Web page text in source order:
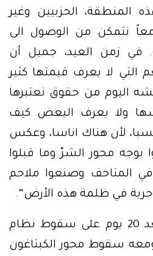
المنطقة، الحزبيين وغير
معاً نتمكن من الوصول الى
في زمن العيد، جميل أن
لا يعرف قيمتها كثير
اليوم من حقوق نعتبرها
ولا يعرف البعض كيف
لأن هناك اناسا، وعكس
بوجه محور الشرّ وما قبلوا
المتاحف وصنعوا ملاحم
في ظلمة هذه الأرض”.
بدر اعتبر أنه “اليوم، بعد 20 يوم على سقوط نظام
سقوط محور الكبتاغون